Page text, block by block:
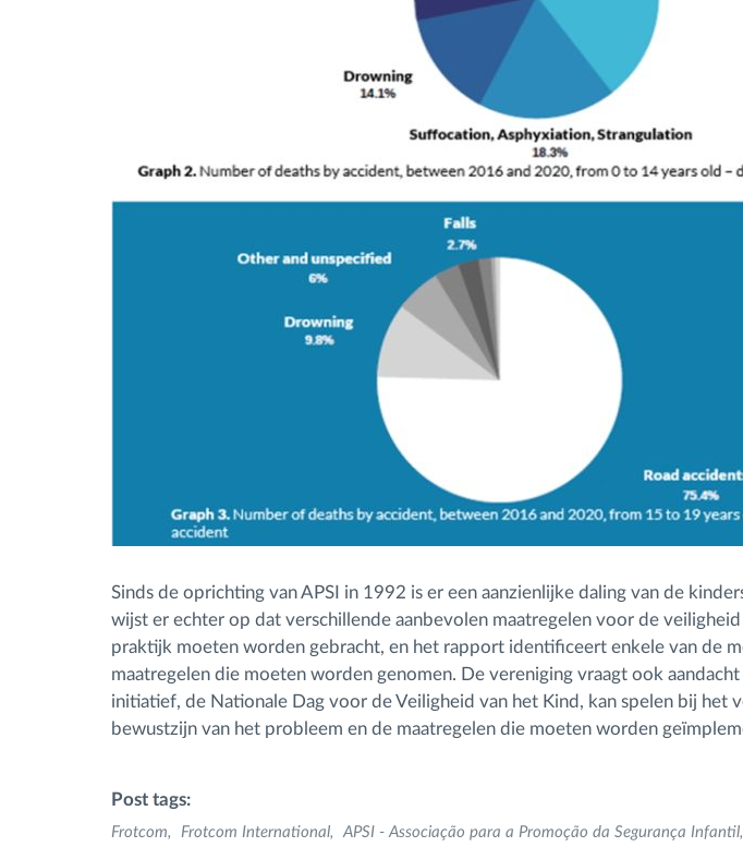
Sinds de oprichting van APSI in 1992 is er een aanzienlijke daling van de
wijst er echter op dat verschillende aanbevolen maatregelen voor de
praktijk moeten worden gebracht, en het rapport identificeert enkele van de
maatregelen die moeten worden genomen. De vereniging vraagt ook
initiatief, de Nationale Dag voor de Veiligheid van het Kind, kan spelen bij het
bewustzijn van het probleem en de maatregelen die moeten worden
Post tags:
Frotcom Frotcom International
APSI - Associação para a Promoção da Segurança Infantil